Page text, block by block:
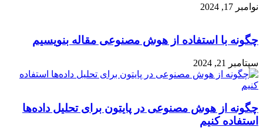
نوامبر 17, 2024
چگونه با استفاده از هوش مصنوعی مقاله بنویسیم
سپتامبر 21, 2024
چگونه از هوش مصنوعی در پایتون برای تحلیل داده‌ها
استفاده کنیم